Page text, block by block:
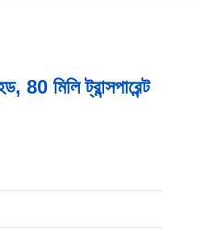
80 মিলি ট্রান্সপারেন্ট